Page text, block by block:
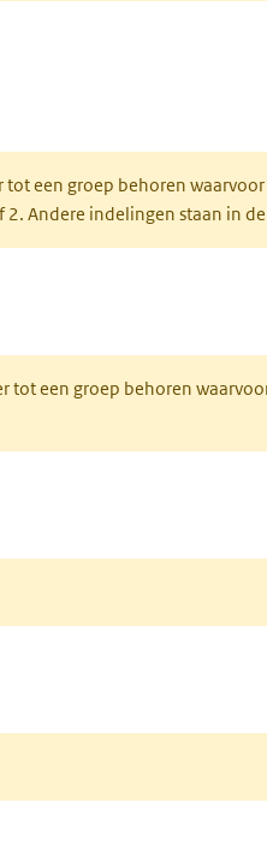
een groep behoren
Andere indelingen staan in
tot een groep behoren